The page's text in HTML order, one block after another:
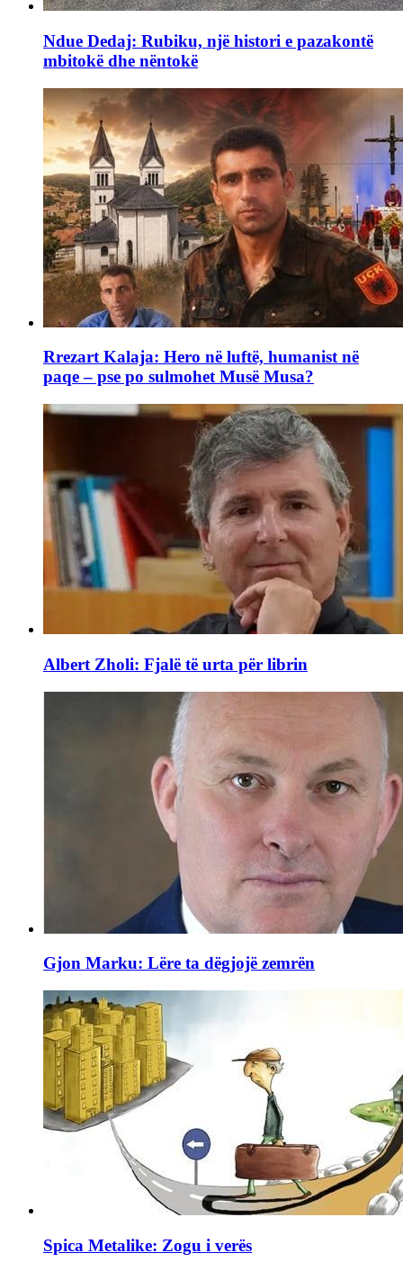
Ndue Dedaj: Rubiku, një histori e pazakontë
mbitokë dhe nëntokë
Rrezart Kalaja: Hero në luftë, humanist në
paqe – pse po sulmohet Musë Musa?
Albert Zholi: Fjalë të urta për librin
Gjon Marku: Lëre ta dëgjojë zemrën
Spica Metalike: Zogu i verës